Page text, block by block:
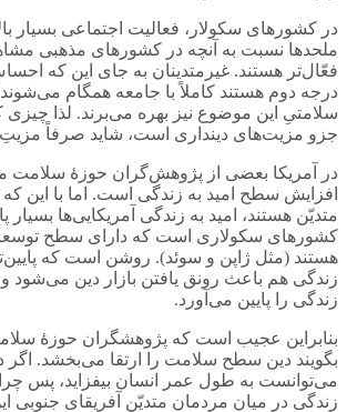
در کشورهای سکولار، فعالیت اجتماعی بسیار
ملحدها نسبت به آنچه در کشورهای مذهبی
فعّال‌تر هستند. غیرمتدینان به جای این که
درجه دوم هستند کاملاً با جامعه همگام می‌شوند
سلامتیِ این موضوع نیز بهره می‌برند. لذا
جزو مزیت‌های دینداری است، شاید صرفاً مزیتِ
در آمریکا بعضی از پژوهش‌گران حوزۀ سلامت
افزایش سطح امید به زندگی است. اما با این که
متدیّن هستند، امید به زندگی آمریکایی‌ها بسیار
کشورهای سکولاری است که دارای سطح
هستند (مثل ژاپن و سوئد). روشن است که
زندگی هم باعث رونق یافتن بازار دین می‌شود
زندگی را پایین می‌آورد.
بنابراین عجیب است که پژوهشگران حوزۀ
بگویند دین سطح سلامت را ارتقا می‌بخشد. اگر
می‌توانست به طول عمر انسان بیفزاید، پس
زندگی در میان مردمان متدیّن آفریقای جنوبی